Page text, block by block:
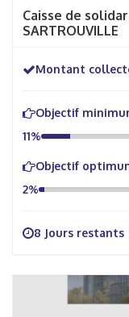
Caisse de
SARTROUVILLE
Montant
Objectif
11%
Objectif
2%
8 Jours restants